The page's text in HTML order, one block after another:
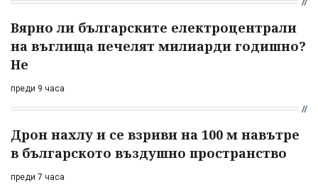
Вярно ли българските електроцентрали
на въглища печелят милиарди годишно?
Не
преди 9 часа
Дрон нахлу и се взриви на 100 м навътре
в българското въздушно пространство
преди 7 часа